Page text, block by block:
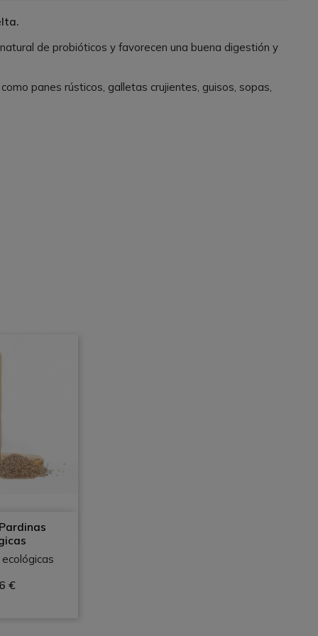
de probióticos y favorecen una buena digestión y
panes rústicos, galletas crujientes, guisos, sopas,
€
rápida